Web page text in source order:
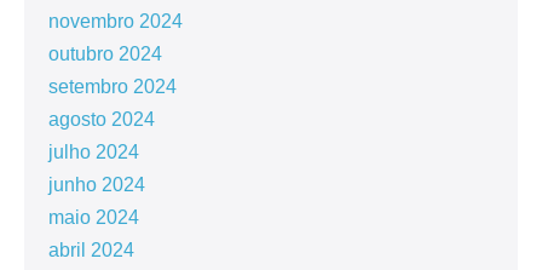
novembro 2024
outubro 2024
setembro 2024
agosto 2024
julho 2024
junho 2024
maio 2024
abril 2024